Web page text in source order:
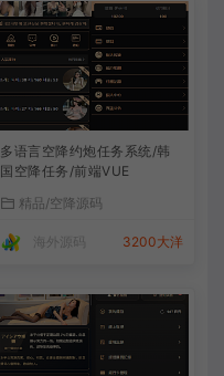
多语言空降约炮任务系统/韩
国空降任务/前端VUE
精品/空降源码
海外源码 3200大洋